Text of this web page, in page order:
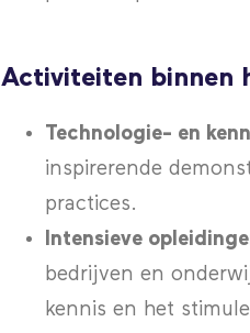
Activiteiten binnen
Technologie- en
inspirerende
practices.
Intensieve
bedrijven en
kennis en het